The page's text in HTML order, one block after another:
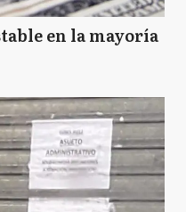
en la mayoría